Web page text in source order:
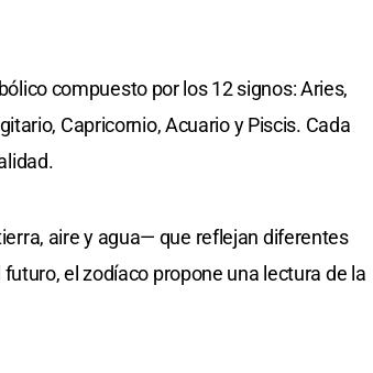
compuesto por los 12 signos: Aries,
Capricornio, Acuario y Piscis. Cada
aire y agua— que reflejan diferentes
el zodíaco propone una lectura de la